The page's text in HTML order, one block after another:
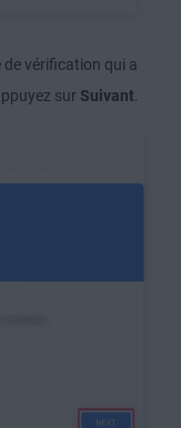
de vérification qui a
sur Suivant